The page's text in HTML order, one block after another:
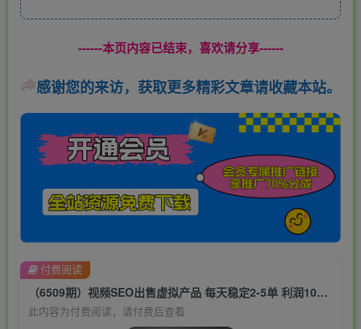
------本页内容已结束，喜欢请分享------
感谢您的来访，获取更多精彩文章请收藏本站。
（6509期）视频SEO出售虚拟产品 每天稳定2-5单 利润1000+ 史上最稳定私域变现项目
此内容为付费阅读，请付费后查看
付费阅读